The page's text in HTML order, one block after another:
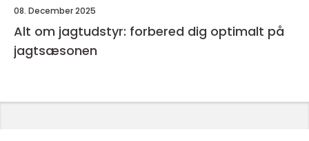
08. December 2025
Alt om jagtudstyr: forbered dig optimalt på
jagtsæsonen